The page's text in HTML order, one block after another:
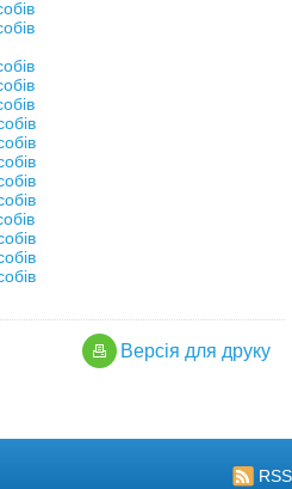
Версiя для друку
RSS